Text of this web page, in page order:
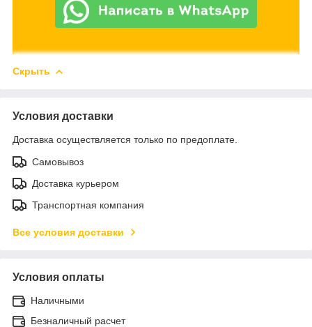
Скрыть
Условия доставки
Доставка осуществляется только по предоплате.
Самовывоз
Доставка курьером
Транспортная компания
Все условия доставки
Условия оплаты
Наличными
Безналичный расчет